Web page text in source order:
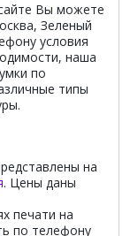
Вы можете
Зеленый
условия
наша
по
типы
на
. Цены даны
печати на
по телефону